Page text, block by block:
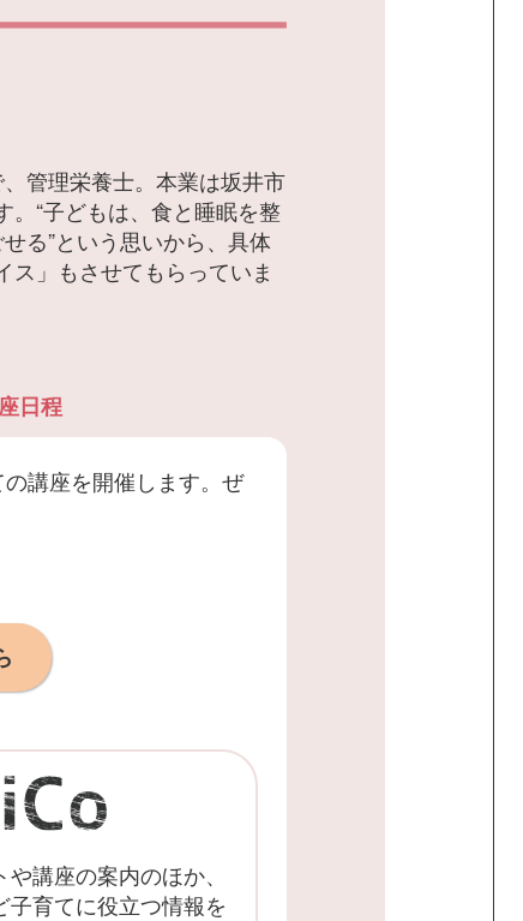
管理栄養士。本業は坂井市
。“子どもは、食と睡眠を整
る”という思いから、具体
ス」もさせてもらっていま
日程
講座を開催します。ぜ
講座の案内のほか、
育てに役立つ情報を